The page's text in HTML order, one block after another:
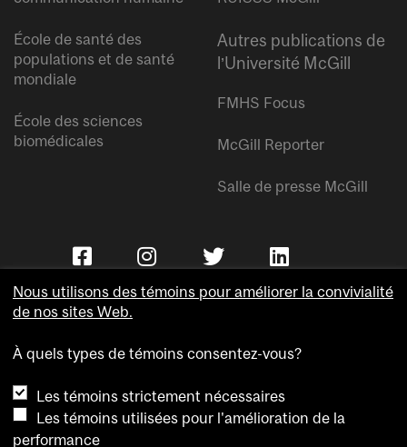
École de santé des
populations et de santé
mondiale
École des sciences
biomédicales
Autres publications de
l’Université McGill
FMHS Focus
McGill Reporter
Salle de presse McGill
Accessibilité
Confidentialité
Nous utilisons des témoins pour améliorer la convivialité
de nos sites Web.
À quels types de témoins consentez-vous?
Les témoins strictement nécessaires
Les témoins utilisées pour l'amélioration de la
performance